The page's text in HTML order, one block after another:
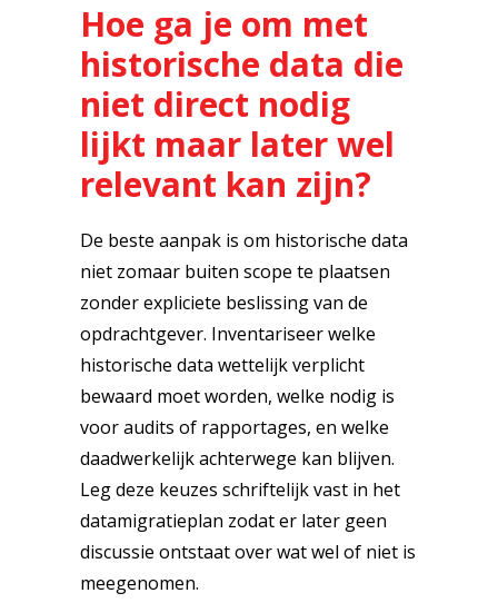
Hoe ga je om met
historische data die
niet direct nodig
lijkt maar later wel
relevant kan zijn?
De beste aanpak is om historische data
niet zomaar buiten scope te plaatsen
zonder expliciete beslissing van de
opdrachtgever. Inventariseer welke
historische data wettelijk verplicht
bewaard moet worden, welke nodig is
voor audits of rapportages, en welke
daadwerkelijk achterwege kan blijven.
Leg deze keuzes schriftelijk vast in het
datamigratieplan zodat er later geen
discussie ontstaat over wat wel of niet is
meegenomen.